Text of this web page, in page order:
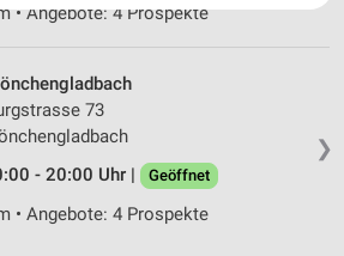
• Angebote: 4 Prospekte
❯
73
- 20:00 Uhr |
Geöffnet
• Angebote: 4 Prospekte
Zwecke:
auf Informationen
Daten zur Auswahl von